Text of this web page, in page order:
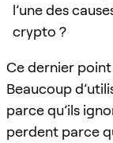
l’une des
crypto ?
Ce dernier
Beaucoup
parce qu’ils
perdent parce